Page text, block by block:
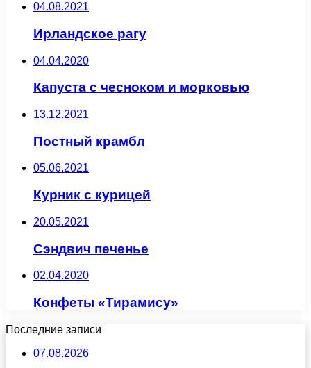
04.08.2021
Ирландское рагу
04.04.2020
Капуста с чесноком и морковью
13.12.2021
Постный крамбл
05.06.2021
Курник с курицей
20.05.2021
Сэндвич печенье
02.04.2020
Конфеты «Тирамису»
Последние записи
07.08.2026